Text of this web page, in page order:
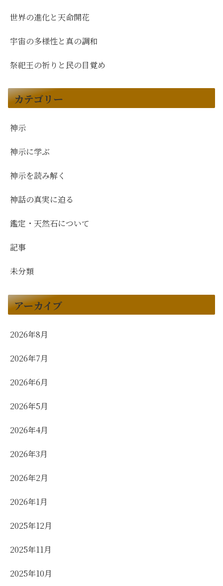
世界の進化と天命開花
宇宙の多様性と真の調和
祭祀王の祈りと民の目覚め
カテゴリー
神示
神示に学ぶ
神示を読み解く
神話の真実に迫る
鑑定・天然石について
記事
未分類
アーカイブ
2026年8月
2026年7月
2026年6月
2026年5月
2026年4月
2026年3月
2026年2月
2026年1月
2025年12月
2025年11月
2025年10月